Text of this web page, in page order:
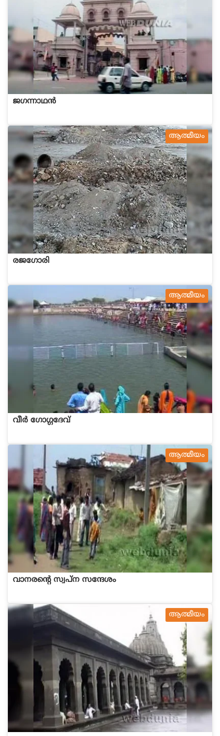
ജഗന്നാഥന്‍
ആത്മീയം
രജഗോരി
ആത്മീയം
വീര്‍ ഗോഗ്ഗദേവ്
ആത്മീയം
വാനരന്‍റെ സ്വപ്ന സന്ദേശം
ആത്മീയം